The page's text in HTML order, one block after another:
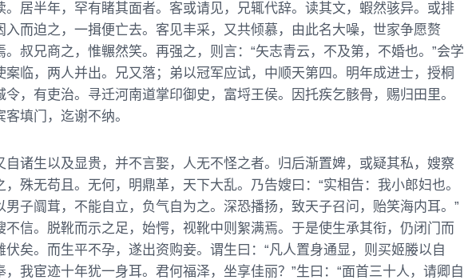
。居半年，罕有睹其面者。客或请见，兄辄代辞。读其文，蝦然骇异。或排
入而迫之，一揖便亡去。客见丰采，又共倾慕，由此名大噪，世家争愿赘
。叔兄商之，惟冁然笑。再强之，则言：“矢志青云，不及第，不婚也。”会学
案临，两人并出。兄又落；弟以冠军应试，中顺天第四。明年成进士，授桐
令，有吏治。寻迁河南道掌印御史，富埒王侯。因托疾乞骸骨，赐归田里。
客填门，迄谢不纳。
自诸生以及显贵，并不言娶，人无不怪之者。归后渐置婢，或疑其私，嫂察
，殊无苟且。无何，明鼎革，天下大乱。乃告嫂曰：“实相告：我小郎妇也。
男子阘茸，不能自立，负气自为之。深恐播扬，致天子召问，贻笑海内耳。”
不信。脱靴而示之足，始愕，视靴中则絮满焉。于是使生承其衔，仍闭门而
伏矣。而生平不孕，遂出资购妾。谓生曰：“凡人置身通显，则买姬媵以自
，我宦迹十年犹一身耳。君何福泽，坐享佳丽？”生曰：“面首三十人，请卿自